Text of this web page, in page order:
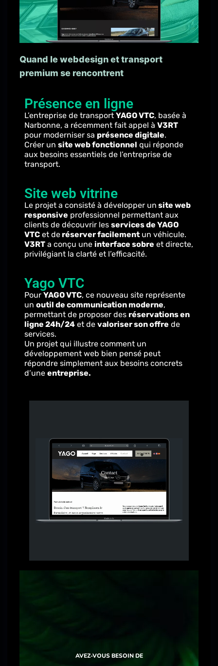
Quand le webdesign et transport
premium se rencontrent
Présence en ligne
L’entreprise de transport YAGO VTC, basée à
Narbonne, a récemment fait appel à V3RT
pour moderniser sa présence digitale.
Créer un site web fonctionnel qui réponde
aux besoins essentiels de l’entreprise de
transport.
Site web vitrine
Le projet a consisté à développer un site web
responsive professionnel permettant aux
clients de découvrir les services de YAGO
VTC et de réserver facilement un véhicule.
V3RT a conçu une interface sobre et directe,
privilégiant la clarté et l’efficacité.
Yago VTC
Pour YAGO VTC, ce nouveau site représente
un outil de communication moderne,
permettant de proposer des réservations en
ligne 24h/24 et de valoriser son offre de
services.
Un projet qui illustre comment un
développement web bien pensé peut
répondre simplement aux besoins concrets
d’une entreprise.
AVEZ-VOUS BESOIN DE